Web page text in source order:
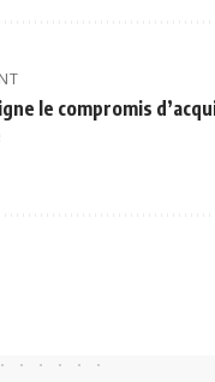
le compromis